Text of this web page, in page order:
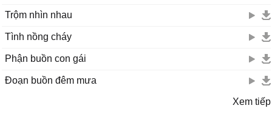
Trộm nhìn nhau
Tình nồng cháy
Phận buồn con gái
Đoạn buồn đêm mưa
Xem tiếp